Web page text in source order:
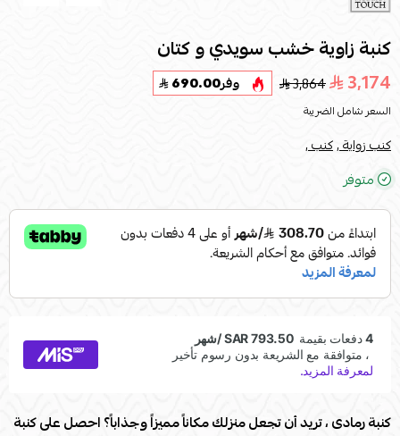
كنبة زاوية خشب سويدي و كتان
3,174
3,864 وفر690.00
السعر شامل الضريبة
كنب زواية ,كنب ,
متوفر
كنبة رمادى ، تريد أن تجعل منزلك مكاناً مميزاً وجذاباً؟ احصل على كنبة